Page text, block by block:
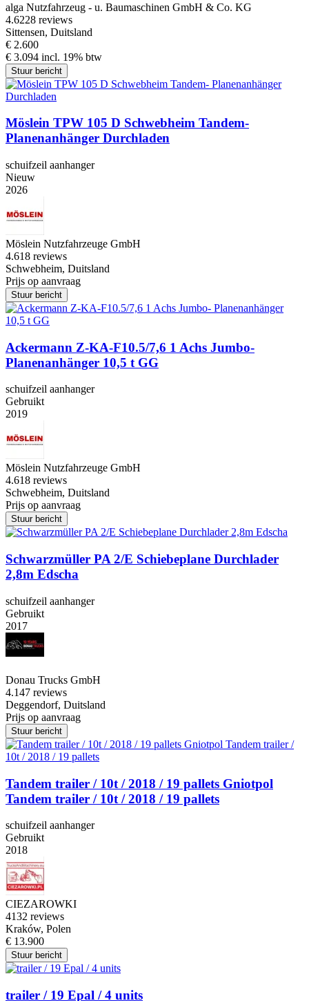
alga Nutzfahrzeug - u. Baumaschinen GmbH & Co. KG
4.6228 reviews
Sittensen, Duitsland
€ 2.600
€ 3.094 incl. 19% btw
Stuur bericht
Möslein TPW 105 D Schwebheim Tandem-
Planenanhänger Durchladen
schuifzeil aanhanger
Nieuw
2026
Möslein Nutzfahrzeuge GmbH
4.618 reviews
Schwebheim, Duitsland
Prijs op aanvraag
Stuur bericht
Ackermann Z-KA-F10.5/7,6 1 Achs Jumbo-
Planenanhänger 10,5 t GG
schuifzeil aanhanger
Gebruikt
2019
Möslein Nutzfahrzeuge GmbH
4.618 reviews
Schwebheim, Duitsland
Prijs op aanvraag
Stuur bericht
Schwarzmüller PA 2/E Schiebeplane Durchlader
2,8m Edscha
schuifzeil aanhanger
Gebruikt
2017
Donau Trucks GmbH
4.147 reviews
Deggendorf, Duitsland
Prijs op aanvraag
Stuur bericht
Tandem trailer / 10t / 2018 / 19 pallets Gniotpol
Tandem trailer / 10t / 2018 / 19 pallets
schuifzeil aanhanger
Gebruikt
2018
CIEZAROWKI
4132 reviews
Kraków, Polen
€ 13.900
Stuur bericht
trailer / 19 Epal / 4 units